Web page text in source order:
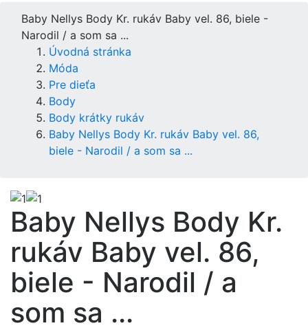
Baby Nellys Body Kr. rukáv Baby vel. 86, biele -
Narodil / a som sa ...
Úvodná stránka
Móda
Pre dieťa
Body
Body krátky rukáv
Baby Nellys Body Kr. rukáv Baby vel. 86,
biele - Narodil / a som sa ...
Baby Nellys Body Kr.
rukáv Baby vel. 86,
biele - Narodil / a
som sa ...